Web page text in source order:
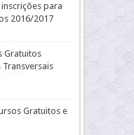
para
2016/2017
Gratuitos
Gratuitos e